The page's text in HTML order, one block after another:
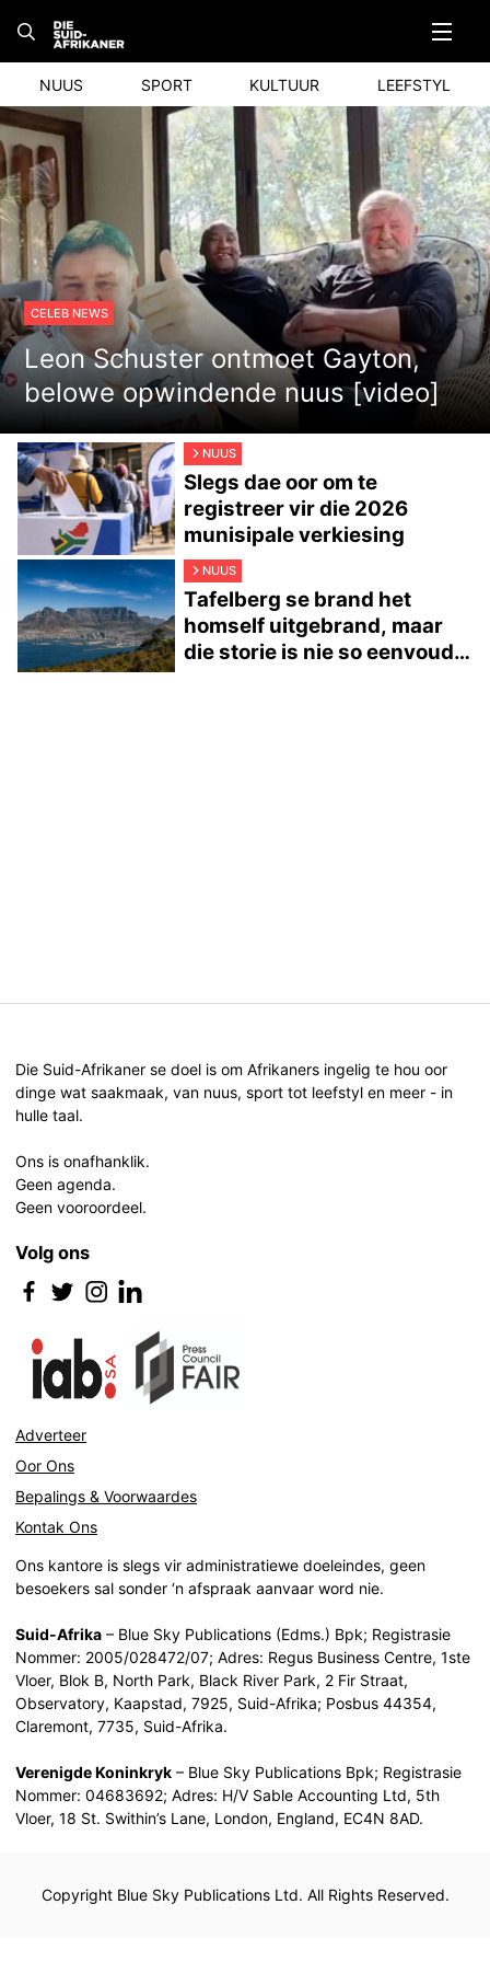
content
NUUS SPORT KULTUUR LEEFSTYL
CELEB NEWS
Leon Schuster ontmoet Gayton,
belowe opwindende nuus [video]
NUUS
Slegs dae oor om te
registreer vir die 2026
munisipale verkiesing
NUUS
Tafelberg se brand het
homself uitgebrand, maar
die storie is nie so eenvoudig
Die Suid-Afrikaner se doel is om Afrikaners ingelig te hou oor
dinge wat saakmaak, van nuus, sport tot leefstyl en meer - in
hulle taal.
Ons is onafhanklik.
Geen agenda.
Geen vooroordeel.
Volg ons
Adverteer
Oor Ons
Bepalings & Voorwaardes
Kontak Ons
Ons kantore is slegs vir administratiewe doeleindes, geen
besoekers sal sonder ‘n afspraak aanvaar word nie.
Suid-Afrika – Blue Sky Publications (Edms.) Bpk; Registrasie
Nommer: 2005/028472/07; Adres: Regus Business Centre, 1ste
Vloer, Blok B, North Park, Black River Park, 2 Fir Straat,
Observatory, Kaapstad, 7925, Suid-Afrika; Posbus 44354,
Claremont, 7735, Suid-Afrika.
Verenigde Koninkryk – Blue Sky Publications Bpk; Registrasie
Nommer: 04683692; Adres: H/V Sable Accounting Ltd, 5th
Vloer, 18 St. Swithin’s Lane, London, England, EC4N 8AD.
Copyright Blue Sky Publications Ltd. All Rights Reserved.